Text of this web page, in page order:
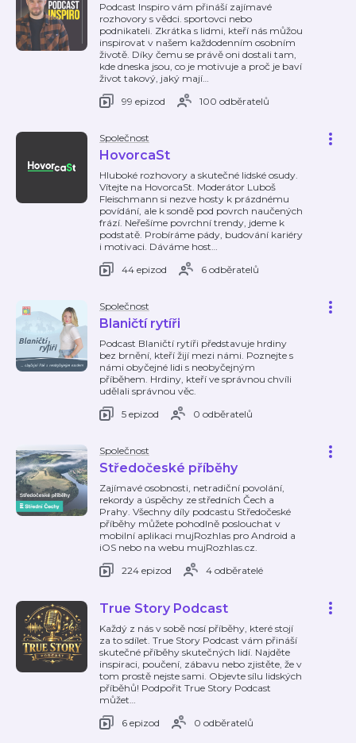
Podcast Inspiro vám přináší zajímavé
rozhovory s vědci. sportovci nebo
podnikateli. Zkrátka s lidmi, kteří nás můžou
inspirovat v našem každodenním osobním
životě. Díky čemu se právě oni dostali tam,
kde dneska jsou, co je motivuje a proč je baví
život takový, jaký mají…
99 epizod
100 odběratelů
Společnost
HovorcaSt
Hluboké rozhovory a skutečné lidské osudy.
Vítejte na HovorcaSt. Moderátor Luboš
Fleischmann si nezve hosty k prázdnému
povídání, ale k sondě pod povrch naučených
frází. Neřešíme povrchní trendy, jdeme k
podstatě. Probíráme pády, budování kariéry
i motivaci. Dáváme host…
44 epizod
6 odběratelů
Společnost
Blaničtí rytíři
Podcast Blaničtí rytíři představuje hrdiny
bez brnění, kteří žijí mezi námi. Poznejte s
námi obyčejné lidi s neobyčejným
příběhem. Hrdiny, kteří ve správnou chvíli
udělali správnou věc.
5 epizod
0 odběratelů
Společnost
Středočeské příběhy
Zajímavé osobnosti, netradiční povolání,
rekordy a úspěchy ze středních Čech a
Prahy. Všechny díly podcastu Středočeské
příběhy můžete pohodlně poslouchat v
mobilní aplikaci mujRozhlas pro Android a
iOS nebo na webu mujRozhlas.cz.
224 epizod
4 odběratelé
True Story Podcast
Každý z nás v sobě nosí příběhy, které stojí
za to sdílet. True Story Podcast vám přináší
skutečné příběhy skutečných lidí. Najděte
inspiraci, poučení, zábavu nebo zjistěte, že v
tom prostě nejste sami. Objevte sílu lidských
příběhů! Podpořit True Story Podcast
můžet…
6 epizod
0 odběratelů